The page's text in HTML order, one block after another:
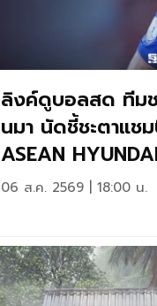
ลิงค์ดูบอลสด ทีม
นมา นัดชี้ชะตาแช
ASEAN
06 ส.ค. 2569 | 18:00 น.